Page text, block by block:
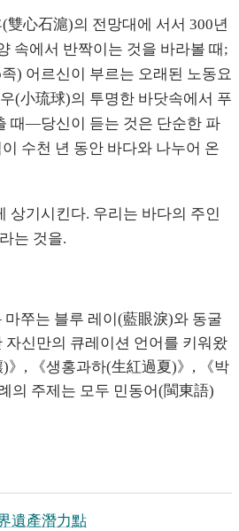
雙心石滬)의 전망대에 서서 300년
속에서 반짝이는 것을 바라볼 때;
) 어르신이 부르는 오래된 노동요
(小琉球)의 투명한 바닷속에서 푸
때—당신이 듣는 것은 단순한 파
수천 년 동안 바다와 나누어 온
상기시킨다. 우리는 바다의 주인
는 것을.
쭈는 블루 레이(藍眼淚)와 동굴
자신만의 큐레이션 언어를 키워왔
》, 《생홍과하(生紅過夏)》, 《박
의 주제는 모두 민동어(閩東語)
遺產潛力點